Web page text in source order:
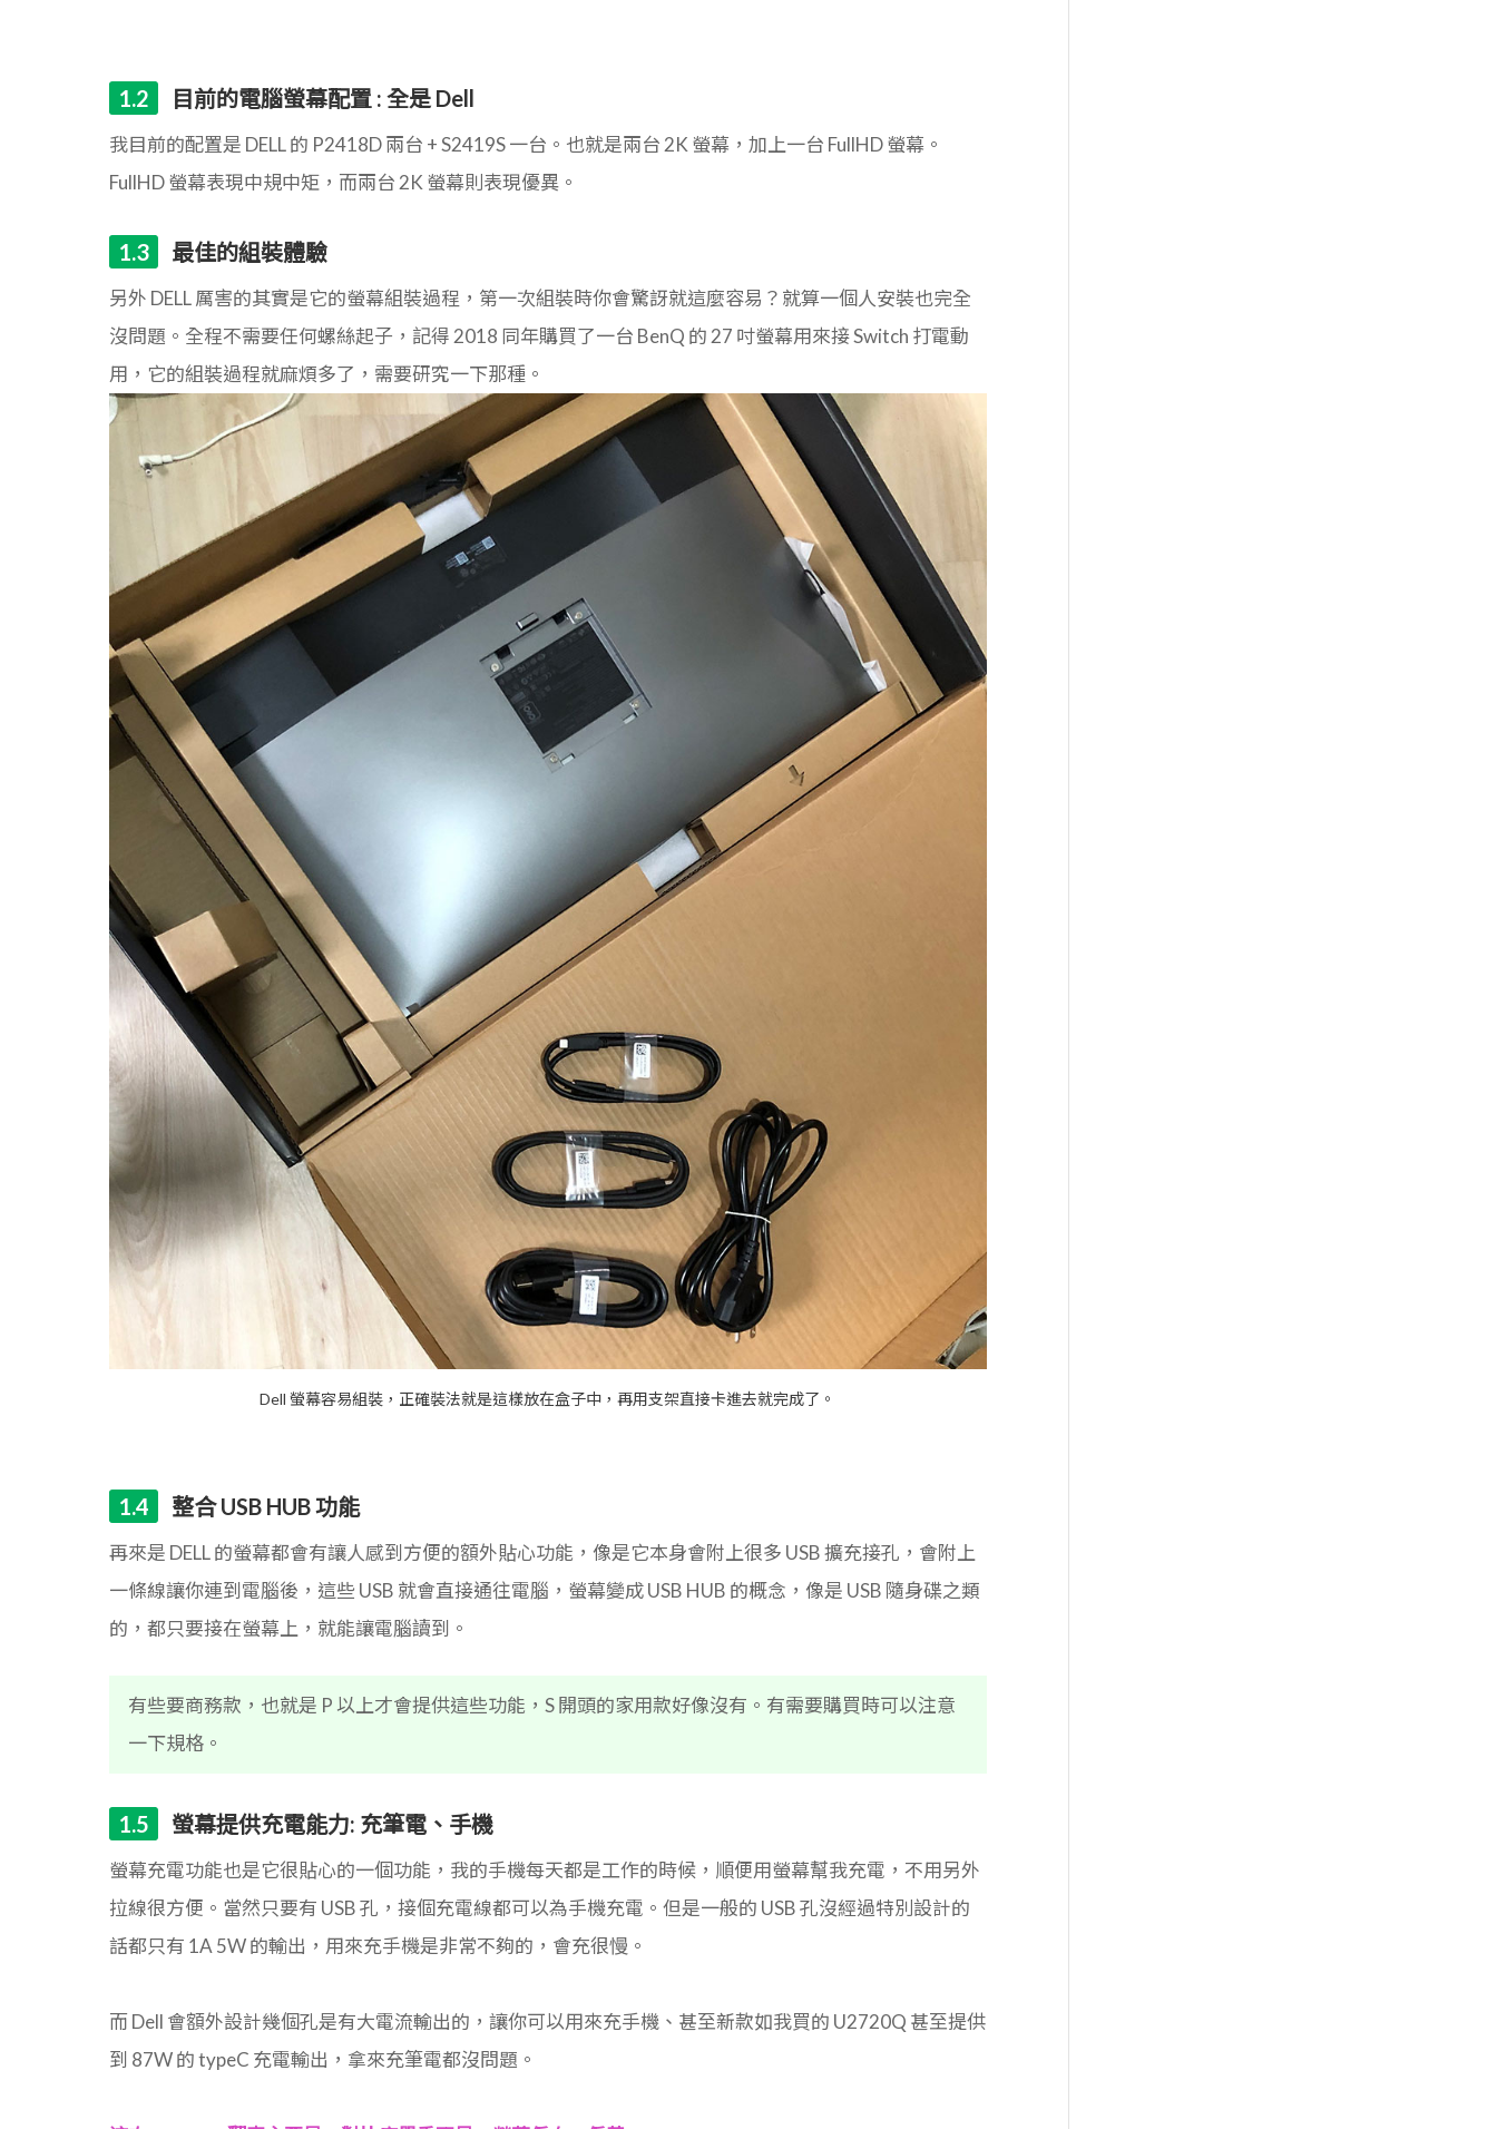
目前的電腦螢幕配置 : 全是 Dell
我目前的配置是 DELL 的 P2418D 兩台 + S2419S 一台。也就是兩台 2K 螢幕，加上一台 FullHD 螢幕。
FullHD 螢幕表現中規中矩，而兩台 2K 螢幕則表現優異。
最佳的組裝體驗
另外 DELL 厲害的其實是它的螢幕組裝過程，第一次組裝時你會驚訝就這麼容易？就算一個人安裝也完全
沒問題。全程不需要任何螺絲起子，記得 2018 同年購買了一台 BenQ 的 27 吋螢幕用來接 Switch 打電動
用，它的組裝過程就麻煩多了，需要研究一下那種。
Dell 螢幕容易組裝，正確裝法就是這樣放在盒子中，再用支架直接卡進去就完成了。
整合 USB HUB 功能
再來是 DELL 的螢幕都會有讓人感到方便的額外貼心功能，像是它本身會附上很多 USB 擴充接孔，會附上
一條線讓你連到電腦後，這些 USB 就會直接通往電腦，螢幕變成 USB HUB 的概念，像是 USB 隨身碟之類
的，都只要接在螢幕上，就能讓電腦讀到。
有些要商務款，也就是 P 以上才會提供這些功能，S 開頭的家用款好像沒有。有需要購買時可以注意
一下規格。
螢幕提供充電能力: 充筆電、手機
螢幕充電功能也是它很貼心的一個功能，我的手機每天都是工作的時候，順便用螢幕幫我充電，不用另外
拉線很方便。當然只要有 USB 孔，接個充電線都可以為手機充電。但是一般的 USB 孔沒經過特別設計的
話都只有 1A 5W 的輸出，用來充手機是非常不夠的，會充很慢。
而 Dell 會額外設計幾個孔是有大電流輸出的，讓你可以用來充手機、甚至新款如我買的 U2720Q 甚至提供
到 87W 的 typeC 充電輸出，拿來充筆電都沒問題。